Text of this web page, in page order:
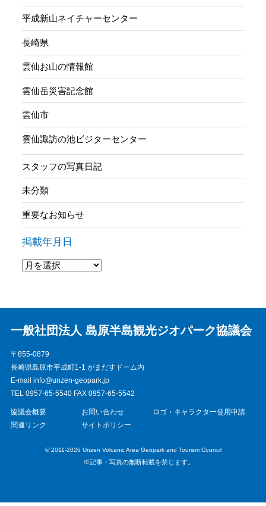
平成新山ネイチャーセンター
長崎県
雲仙お山の情報館
雲仙岳災害記念館
雲仙市
雲仙諏訪の池ビジターセンター
スタッフの写真日記
未分類
重要なお知らせ
掲載年月日
協議会概要 お問い合わせ
ロゴ・キャラクター使用申請
関連リンク
サイトポリシー
© 2011-2026 Unzen Volcanic Area Geopark and Tourism Council
※記事・写真の無断転載を禁じます。
一般社団法人 島原半島観光ジオパーク協議会
〒855-0879
長崎県島原市平成町1-1 がまだすドーム内
E-mail info@unzen-geopark.jp
TEL 0957-65-5540 FAX 0957-65-5542